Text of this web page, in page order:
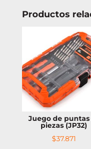
Productos
Juego de puntas
piezas (JP32)
$37.871